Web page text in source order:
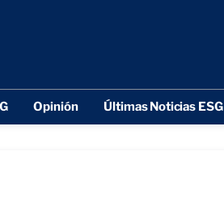
Opinión Últimas Noticias ESG